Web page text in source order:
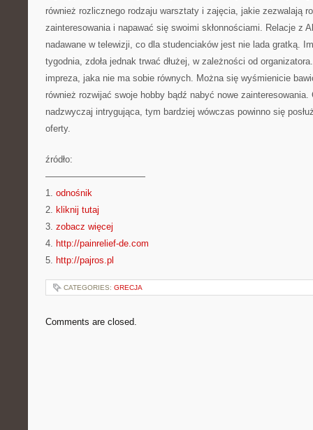
również rozlicznego rodzaju warsztaty i zajęcia, jakie zezwalają
zainteresowania i napawać się swoimi skłonnościami. Relacje z
nadawane w telewizji, co dla studenciaków jest nie lada gratką.
tygodnia, zdoła jednak trwać dłużej, w zależności od
impreza, jaka nie ma sobie równych. Można się wyśmienicie
również rozwijać swoje hobby bądź nabyć nowe zainteresowania.
nadzwyczaj intrygująca, tym bardziej wówczas powinno się
oferty.
źródło:
———————————
1. odnośnik
2. kliknij tutaj
3. zobacz więcej
4. http://painrelief-de.com
5. http://pajros.pl
CATEGORIES: GRECJA
Comments are closed.